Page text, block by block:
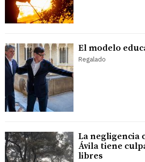
El modelo
Regalado
La negligencia
Ávila tiene
libres